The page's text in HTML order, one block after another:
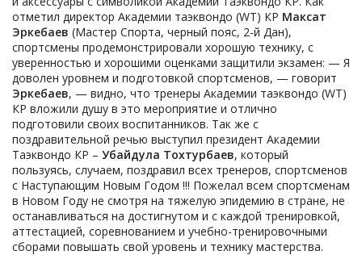
отметил директор Академии таэквондо (WT) КР Максат
Эркебаев (Мастер Спорта, черный пояс, 2-й Дан),
спортсмены продемонстрировали хорошую технику, с
уверенностью и хорошими оценками защитили экзамен: — Я
доволен уровнем и подготовкой спортсменов, — говорит
Эркебаев, — видно, что тренеры Академии таэквондо (WT)
КР вложили душу в это мероприятие и отлично
подготовили своих воспитанников. Так же с
поздравительной речью выступил президент Академии
Таэквондо КР – Убайдула Тохтурбаев, который
пользуясь, случаем, поздравил всех тренеров, спортсменов
с Наступающим Новым Годом !!! Пожелал всем спортсменам
в Новом Году не смотря на тяжелую эпидемию в стране, не
останавливаться на достигнутом и с каждой тренировкой,
аттестацией, соревнованием и учебно-тренировочными
сборами повышать свой уровень и технику мастерства.